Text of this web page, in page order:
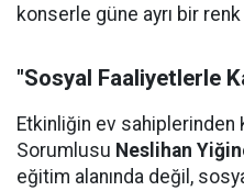
konserle güne ayrı bir renk
"Sosyal Faaliyetlerle
Etkinliğin ev sahiplerinden
Sorumlusu Neslihan
eğitim alanında değil,